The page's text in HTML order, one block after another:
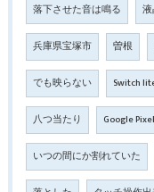
落下させた音は鳴る
兵庫県宝塚市 曽根
でも映らない Switch
八つ当たり Google
いつの間にか割れていた